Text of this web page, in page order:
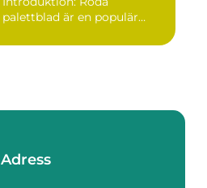
palettblad är en populär
Adress